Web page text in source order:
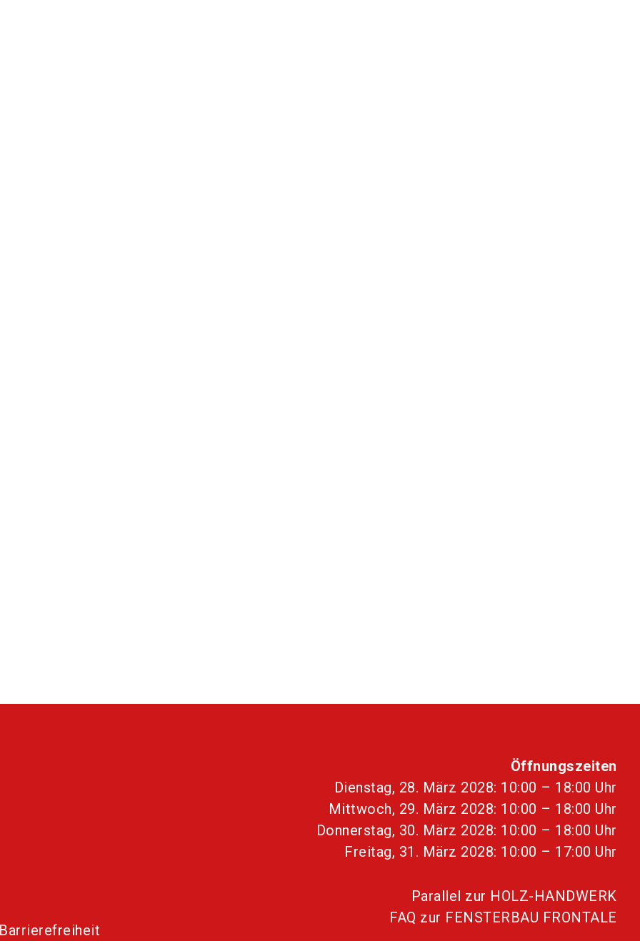
Öffnungszeiten
Dienstag, 28. März 2028: 10:00 – 18:00 Uhr
Mittwoch, 29. März 2028: 10:00 – 18:00 Uhr
Donnerstag, 30. März 2028: 10:00 – 18:00 Uhr
Freitag, 31. März 2028: 10:00 – 17:00 Uhr
Parallel zur HOLZ-HANDWERK
FAQ zur FENSTERBAU FRONTALE